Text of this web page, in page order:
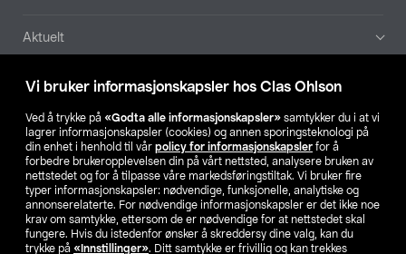
Vi bruker informasjonskapsler hos Clas Ohlson
Ved å trykke på «Godta alle informasjonskapsler» samtykker du i at vi
lagrer informasjonskapsler (cookies) og annen sporingsteknologi på
din enhet i henhold til vår policy for informasjonskapsler for å
forbedre brukeropplevelsen din på vårt nettsted, analysere bruken av
nettstedet og for å tilpasse våre markedsføringstiltak. Vi bruker fire
typer informasjonskapsler: nødvendige, funksjonelle, analytiske og
annonserelaterte. For nødvendige informasjonskapsler er det ikke noe
krav om samtykke, ettersom de er nødvendige for at nettstedet skal
fungere. Hvis du istedenfor ønsker å skreddersy dine valg, kan du
trykke på «Innstillinger». Ditt samtykke er frivillig og kan trekkes
Aktuelt
Våre selskaper
Finn din butikk
SE NO FI